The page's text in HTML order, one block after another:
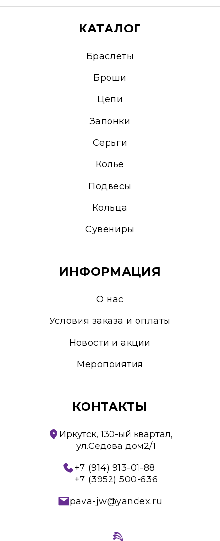
КАТАЛОГ
Браслеты
Броши
Цепи
Запонки
Серьги
Колье
Подвесы
Кольца
Сувениры
ИНФОРМАЦИЯ
О нас
Условия заказа и оплаты
Новости и акции
Мероприятия
КОНТАКТЫ
Иркутск, 130-ый квартал,
ул.Седова дом2/1
+7 (914) 913-01-88
+7 (3952) 500-636
pava-jw@yandex.ru